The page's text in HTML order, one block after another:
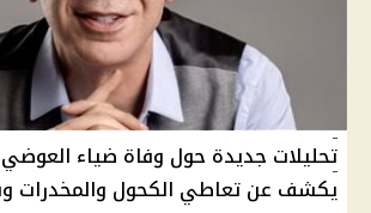
تحليلات جديدة حول وفاة ضياء
يكشف عن تعاطي الكحول والمخدرات